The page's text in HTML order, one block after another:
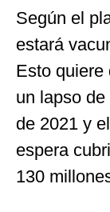
Según el
estará
Esto quiere
un lapso
de 2021 y
espera
130